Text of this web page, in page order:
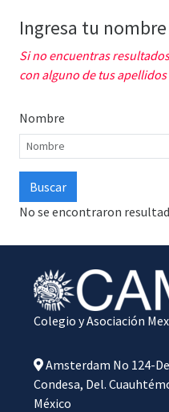
Ingresa tu
Si no encuentras
con alguno de tus apellidos
Nombre
No se encontraron
Colegio y Asociación
Amsterdam No 124-
Condesa, Del.
México